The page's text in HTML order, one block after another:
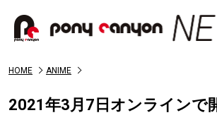
HOME ANIME
2021年3月7日オンラインで